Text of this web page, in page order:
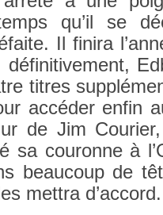
qu’il se
Il fin­ira
définitive­ment,
tit­res
accéder enfin
de Jim
sa co­uron­ne à
be­aucoup de
mettra d’ac­cord.